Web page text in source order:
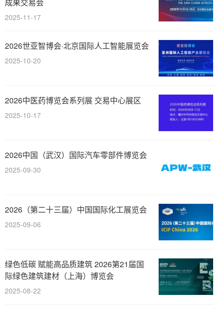
2025-11-17
2026世亚智博会·北京国际人工智能展览会
2025-10-20
2026中医药博览会系列展 交易中心展区
2025-10-17
2026中国（武汉）国际汽车零部件博览会
2025-09-30
2026（第二十三届）中国国际化工展览会
2025-09-06
绿色低碳 赋能高品质建筑 2026第21届国
际绿色建筑建材（上海）博览会
2025-08-22